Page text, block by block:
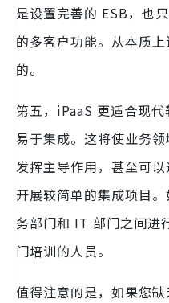
是设置完善的 ESB，也
的多客户功能。从本质
的。
第五，iPaaS 更适合现
易于集成。这将使业务
发挥主导作用，甚至可
开展较简单的集成项目
务部门和 IT 部门之间进
门培训的人员。
值得注意的是，如果您